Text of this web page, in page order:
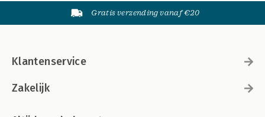
Gratis verzending vanaf €20
Klantenservice
Zakelijk